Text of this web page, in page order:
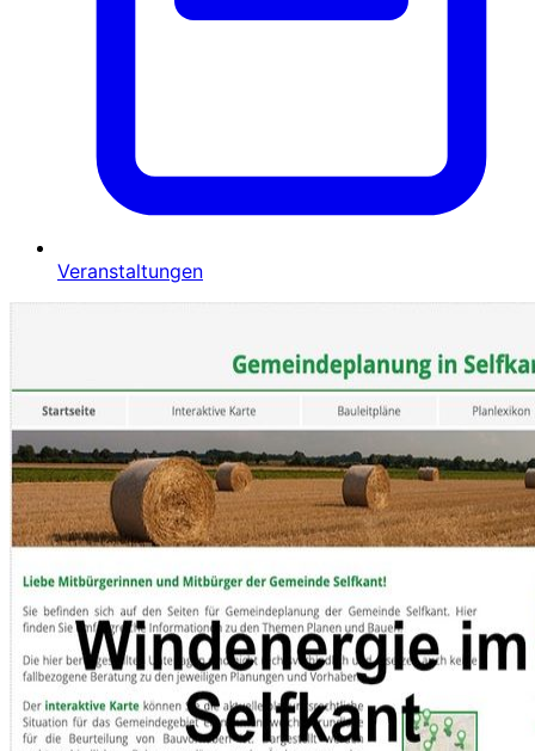
Veranstaltungen